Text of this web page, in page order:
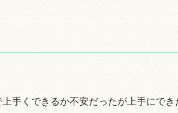
手くできるか不安だったが上手にでき